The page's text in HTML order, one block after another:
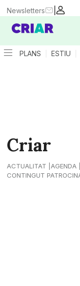
|
Newsletters
PLANS ESTIU
Criar
ACTUALITAT AGENDA
CONTINGUT